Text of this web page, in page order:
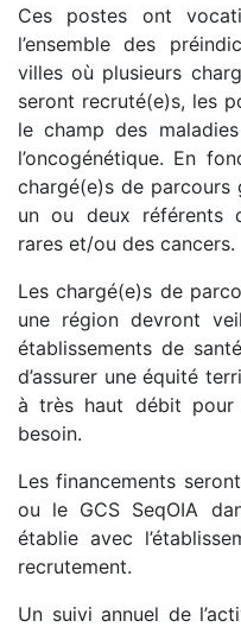
Ces postes ont
l’ensemble des
villes où plusieurs
seront recruté(e)s, les
le champ des
l’oncogénétique. En
chargé(e)s de parcours
un ou deux référents
rares et/ou des cancers.
Les chargé(e)s de
une région devront
établissements de
d’assurer une équité
à très haut débit
besoin.
Les financements
ou le GCS SeqOIA
établie avec
recrutement.
Un suivi annuel de